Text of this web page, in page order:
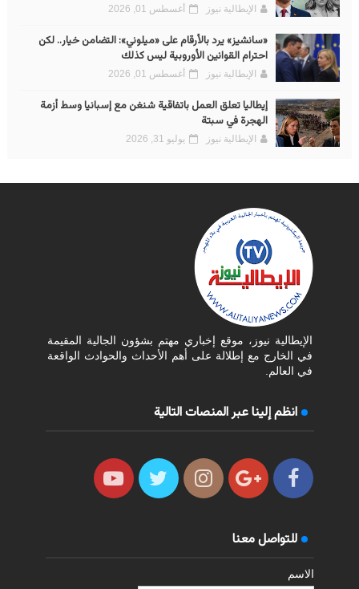
الإيطالية نيوز أغسطس 01, 2026
«سانشيز» يرد بالأرقام على «ميلوني»: التضامن خيار.. لكن
احترام القوانين الأوروبية ليس كذلك
الإيطالية نيوز أغسطس 01, 2026
إيطاليا تعلق العمل باتفاقية شنغن مع إسبانيا وسط أزمة
الهجرة في سبتة
الإيطالية نيوز يوليو 31, 2026
الإيطالية نيوز، موقع إخباري مهتم بشؤون الجالية المقيمة
في الخارج مع إطلالة على أهم الأحداث والحوادث الواقعة
في العالم.
انظم إلينا عبر المنصات التالية
للتواصل معنا
الاسم